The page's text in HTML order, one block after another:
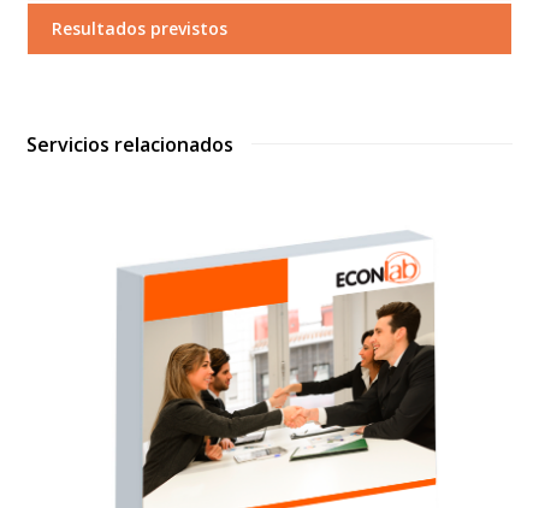
Resultados previstos
Servicios relacionados